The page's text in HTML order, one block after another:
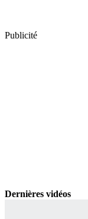
Publicité
Dernières vidéos